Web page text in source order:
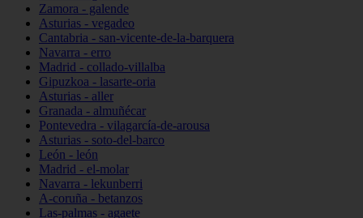
Zamora - galende
Asturias - vegadeo
Cantabria - san-vicente-de-la-barquera
Navarra - erro
Madrid - collado-villalba
Gipuzkoa - lasarte-oria
Asturias - aller
Granada - almuñécar
Pontevedra - vilagarcía-de-arousa
Asturias - soto-del-barco
León - león
Madrid - el-molar
Navarra - lekunberri
A-coruña - betanzos
Las-palmas - agaete